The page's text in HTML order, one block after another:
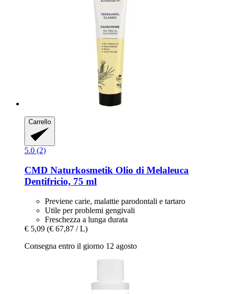
Carrello
5.0 (2)
CMD Naturkosmetik Olio di Melaleuca
Dentifricio, 75 ml
Previene carie, malattie parodontali e tartaro
Utile per problemi gengivali
Freschezza a lunga durata
€ 5,09 (€ 67,87 / L)
Consegna entro il giorno 12 agosto